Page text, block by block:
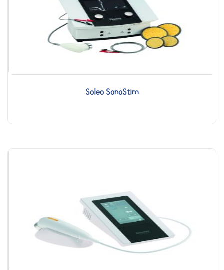
Soleo SonoStim